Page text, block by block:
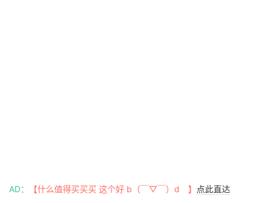
AD： 【什么值得买买买 这个好 b（￣▽￣）d 】 点此直达